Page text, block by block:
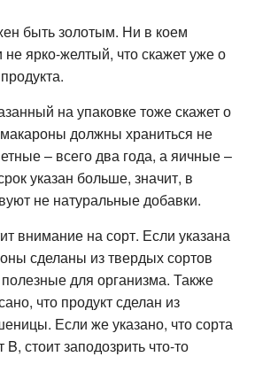
быть золотым. Ни в коем
ярко-желтый, что скажет уже о
на упаковке тоже скажет о
должны храниться не
– всего два года, а яичные –
указан больше, значит, в
не натуральные добавки.
внимание на сорт. Если указана
сделаны из твердых сортов
для организма. Также
что продукт сделан из
Если же указано, что сорта
стоит заподозрить что-то